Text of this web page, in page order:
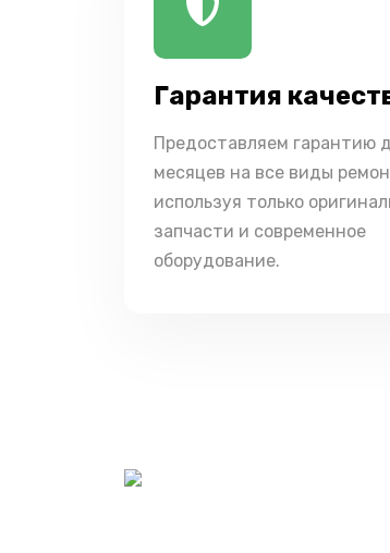
Гарантия
Предоставляем гарантию
месяцев на все виды
используя только
запчасти и современное
оборудование.